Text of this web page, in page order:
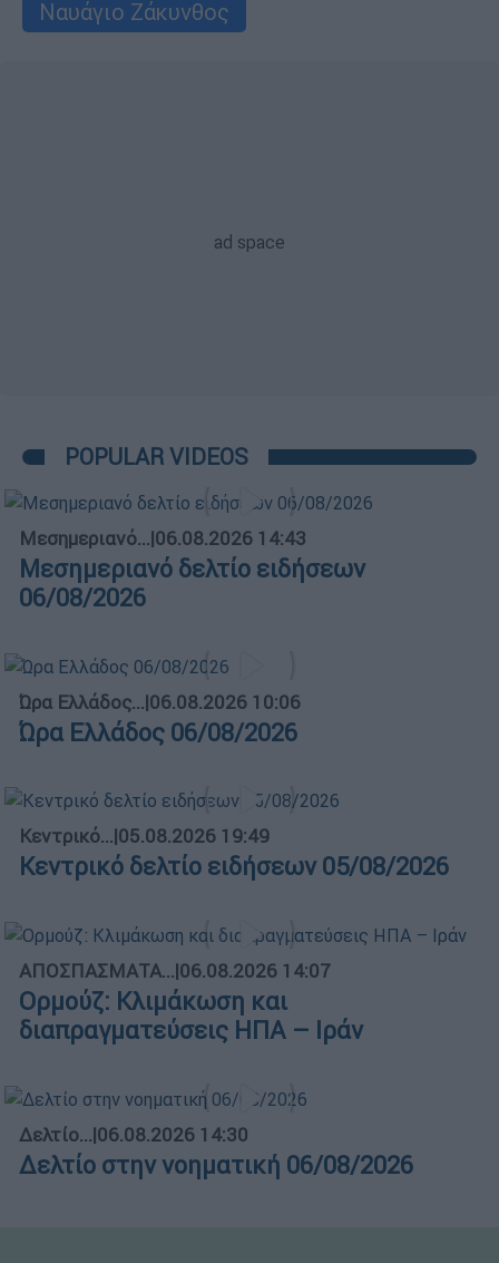
Ναυάγιο Ζάκυνθος
POPULAR VIDEOS
Μεσημεριανό...|06.08.2026 14:43
Μεσημεριανό δελτίο ειδήσεων
06/08/2026
Ώρα Ελλάδος...|06.08.2026 10:06
Ώρα Ελλάδος 06/08/2026
Κεντρικό...|05.08.2026 19:49
Κεντρικό δελτίο ειδήσεων 05/08/2026
ΑΠΟΣΠΑΣΜΑΤΑ...|06.08.2026 14:07
Ορμούζ: Κλιμάκωση και
διαπραγματεύσεις ΗΠΑ – Ιράν
Δελτίο...|06.08.2026 14:30
Δελτίο στην νοηματική 06/08/2026